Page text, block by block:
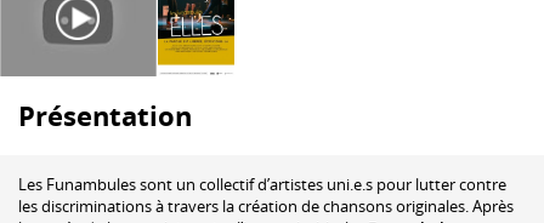
Présentation
Les Funambules sont un collectif d’artistes uni.e.s pour lutter contre
les discriminations à travers la création de chansons originales. Après